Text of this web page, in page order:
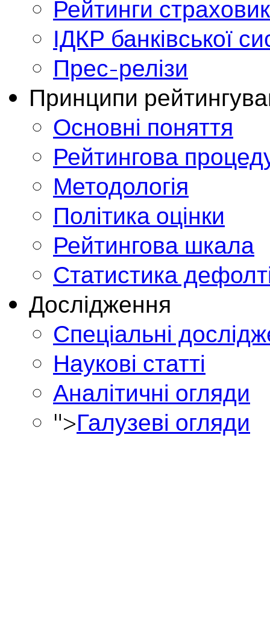
Рейтинги
ІДКР банківської
Прес-релізи
Принципи
Основні поняття
Рейтингова
Методологія
Політика оцінки
Рейтингова шкала
Статистика
Дослідження
Спеціальні
Наукові статті
Аналітичні огляди
">Галузеві огляди